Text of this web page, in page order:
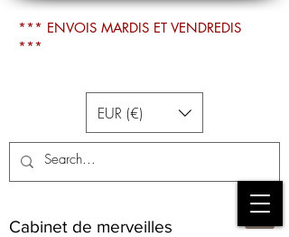
Cabinet de merveilles
*** ENVOIS MARDIS ET VENDREDIS
***
EUR (€)